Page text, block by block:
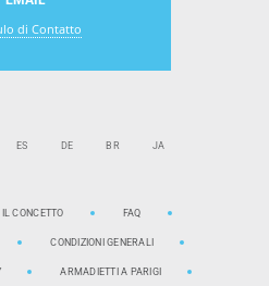
di Contatto
ES DE BR JA
IL CONCETTO FAQ
CONDIZIONI GENERALI
ARMADIETTI A PARIGI